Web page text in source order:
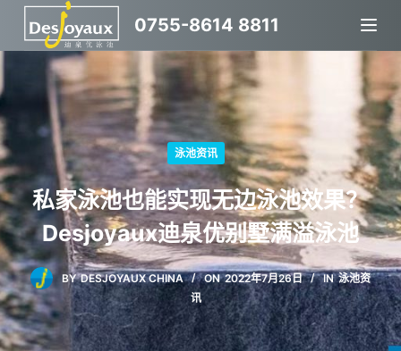
跳
过
0755-8614 8811
泳池资讯
私家泳池也能实现无边泳池效果？
Desjoyaux迪泉优别墅满溢泳池
BY DESJOYAUX CHINA ON 2022年7月26日 IN 泳池资
讯